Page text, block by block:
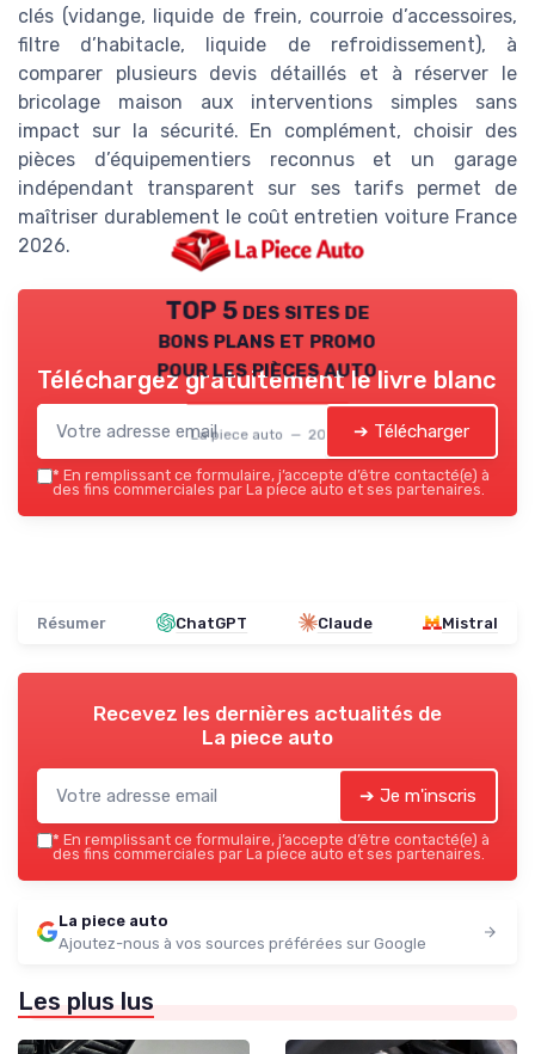
clés (vidange, liquide de frein, courroie d’accessoires,
filtre d’habitacle, liquide de refroidissement), à
comparer plusieurs devis détaillés et à réserver le
bricolage maison aux interventions simples sans
impact sur la sécurité. En complément, choisir des
pièces d’équipementiers reconnus et un garage
indépendant transparent sur ses tarifs permet de
maîtriser durablement le coût entretien voiture France
2026.
TOP 5 des sites de
bons plans et promo
pour les pièces auto
La piece auto — 2026
Téléchargez gratuitement le livre blanc
➔ Télécharger
* En remplissant ce formulaire, j’accepte d’être contacté(e) à
des fins commerciales par La piece auto et ses partenaires.
Résumer ChatGPT Claude Mistral
Recevez les dernières actualités de
La piece auto
➔ Je m'inscris
* En remplissant ce formulaire, j’accepte d’être contacté(e) à
des fins commerciales par La piece auto et ses partenaires.
La piece auto
Ajoutez-nous à vos sources préférées sur Google
Les plus lus